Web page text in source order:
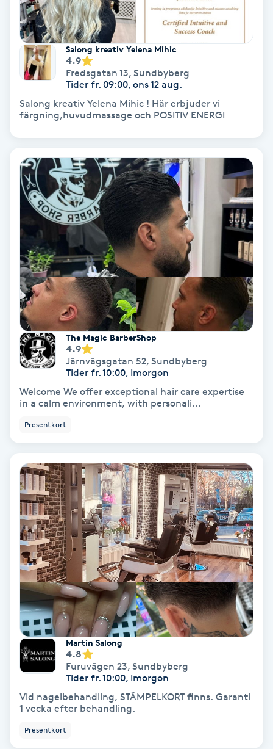
Färgning
Föning
Gel naglar
Gellack
Gellack med förstärkning
Gravidmassage
Gravidyoga
Gruppträning
Gua Sha-massage
Hatha Yoga
Headspa
Herrklippning
HIFU
Hollywood Peel
Hot Stone Massage
Hot yoga
Hudföryngring
Huduppstramning
Hudvård
Salong kreativ Yelena Mihic
4.9
Fredsgatan 13, Sundbyberg
Tider fr. 09:00, ons 12 aug.
Salong kreativ Yelena Mihic ! Här erbjuder vi
färgning,huvudmassage och POSITIV ENERGI
The Magic BarberShop
4.9
Järnvägsgatan 52, Sundbyberg
Tider fr. 10:00, Imorgon
Welcome We offer exceptional hair care expertise
in a calm environment, with personali...
Presentkort
Martin Salong
4.8
Furuvägen 23, Sundbyberg
Tider fr. 10:00, Imorgon
Vid nagelbehandling, STÄMPELKORT finns. Garanti
1 vecka efter behandling.
Presentkort